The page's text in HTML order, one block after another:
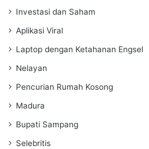
Investasi dan Saham
Aplikasi Viral
Laptop dengan Ketahanan Engsel
Nelayan
Pencurian Rumah Kosong
Madura
Bupati Sampang
Selebritis